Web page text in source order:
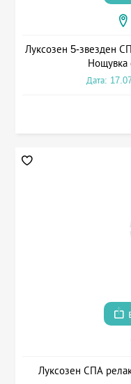
Луксозен 5-звезден
Нощувка
Дата:
Луксозен СПА